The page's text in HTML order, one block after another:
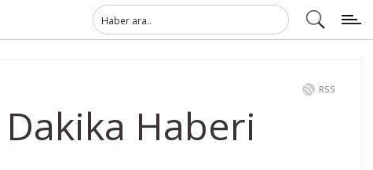
RSS
Haberi